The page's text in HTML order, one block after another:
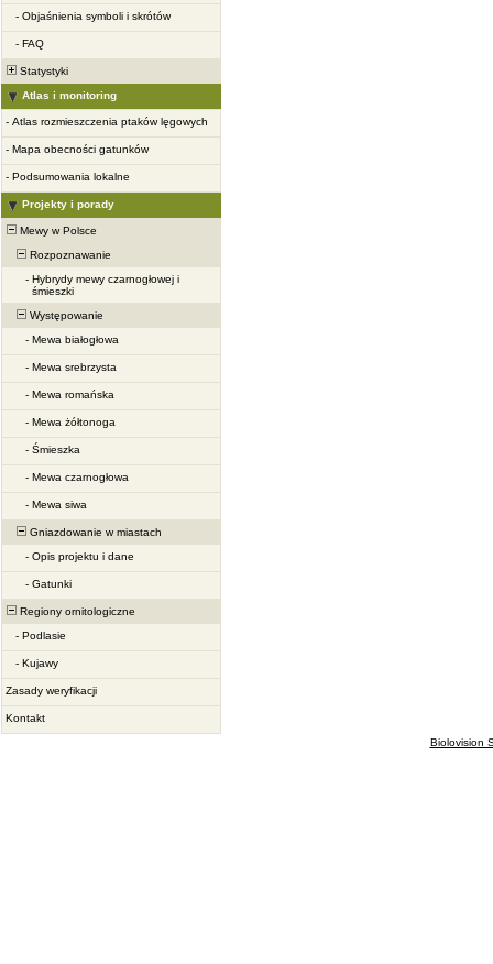
- Objaśnienia symboli i skrótów
- FAQ
Statystyki
Atlas i monitoring
- Atlas rozmieszczenia ptaków lęgowych
- Mapa obecności gatunków
- Podsumowania lokalne
Projekty i porady
Mewy w Polsce
Rozpoznawanie
- Hybrydy mewy czarnogłowej i
śmieszki
Występowanie
- Mewa białogłowa
- Mewa srebrzysta
- Mewa romańska
- Mewa żółtonoga
- Śmieszka
- Mewa czarnogłowa
- Mewa siwa
Gniazdowanie w miastach
- Opis projektu i dane
- Gatunki
Regiony ornitologiczne
- Podlasie
- Kujawy
Zasady weryfikacji
Kontakt
Biolovision